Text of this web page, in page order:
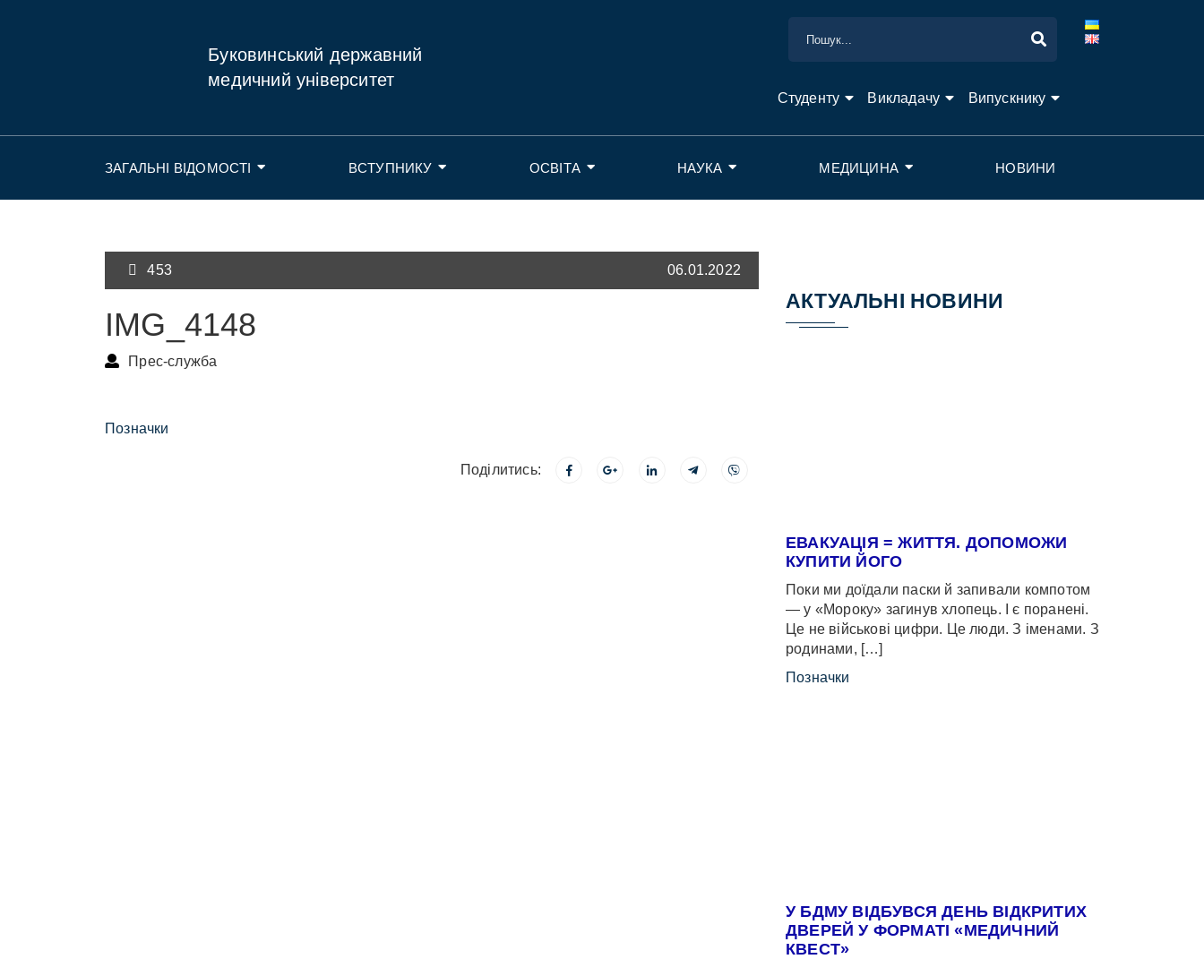
Буковинський державний
медичний університет
Студенту Викладачу Випускнику
ЗАГАЛЬНІ ВІДОМОСТІ ВСТУПНИКУ ОСВІТА НАУКА МЕДИЦИНА НОВИНИ
453 06.01.2022
IMG_4148
Прес-служба
Позначки
Поділитись:
АКТУАЛЬНІ НОВИНИ
ЕВАКУАЦІЯ = ЖИТТЯ. ДОПОМОЖИ
КУПИТИ ЙОГО
Поки ми доїдали паски й запивали компотом
— у «Мороку» загинув хлопець. І є поранені.
Це не військові цифри. Це люди. З іменами. З
родинами, […]
Позначки
У БДМУ ВІДБУВСЯ ДЕНЬ ВІДКРИТИХ
ДВЕРЕЙ У ФОРМАТІ «МЕДИЧНИЙ
КВЕСТ»